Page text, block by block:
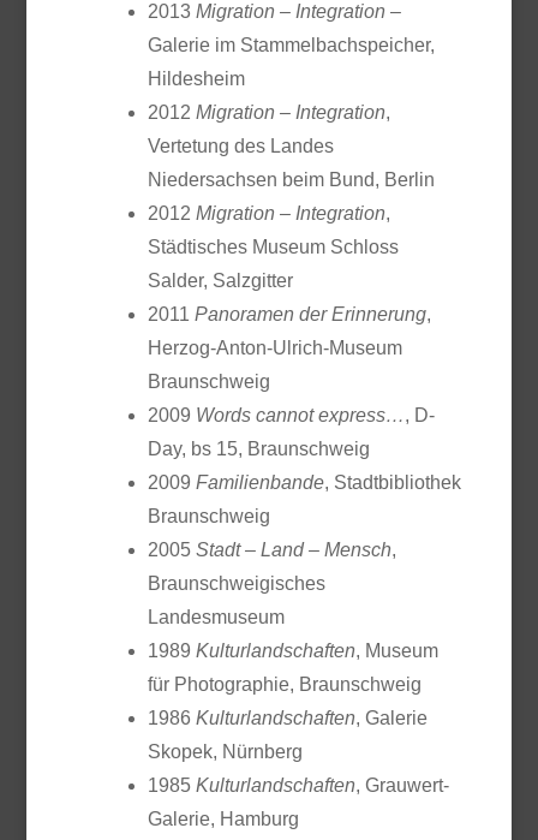
2013 Migration – Integration –
Galerie im Stammelbachspeicher,
Hildesheim
2012 Migration – Integration,
Vertetung des Landes
Niedersachsen beim Bund, Berlin
2012 Migration – Integration,
Städtisches Museum Schloss
Salder, Salzgitter
2011 Panoramen der Erinnerung,
Herzog-Anton-Ulrich-Museum
Braunschweig
2009 Words cannot express…, D-
Day, bs 15, Braunschweig
2009 Familienbande, Stadtbibliothek
Braunschweig
2005 Stadt – Land – Mensch,
Braunschweigisches
Landesmuseum
1989 Kulturlandschaften, Museum
für Photographie, Braunschweig
1986 Kulturlandschaften, Galerie
Skopek, Nürnberg
1985 Kulturlandschaften, Grauwert-
Galerie, Hamburg